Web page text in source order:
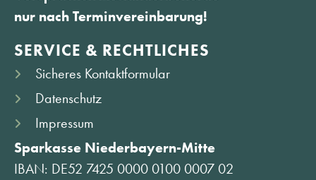
nur nach Terminvereinbarung!
SERVICE & RECHTLICHES
Sicheres Kontaktformular
Datenschutz
Impressum
Sparkasse Niederbayern-Mitte
IBAN: DE52 7425 0000 0100 0007 02